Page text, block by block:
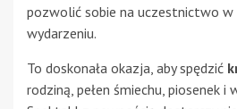
pozwolić sobie na uczestnictwo w
wydarzeniu.
To doskonała okazja, aby spędzić
rodziną, pełen śmiechu, piosenek i